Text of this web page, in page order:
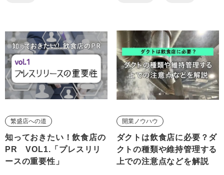
繁盛店への道
知っておきたい！飲食店の
PR VOL1.「プレスリリ
ースの重要性」
開業ノウハウ
ダクトは飲食店に必要？ダ
クトの種類や維持管理する
上での注意点などを解説